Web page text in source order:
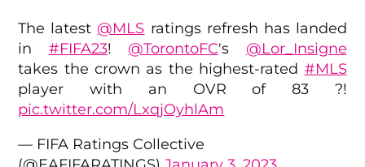
The latest @MLS ratings refresh has landed
in #FIFA23! @TorontoFC's @Lor_Insigne
takes the crown as the highest-rated #MLS
player with an OVR of 83 ?!
pic.twitter.com/LxqjOyhlAm
— FIFA Ratings Collective